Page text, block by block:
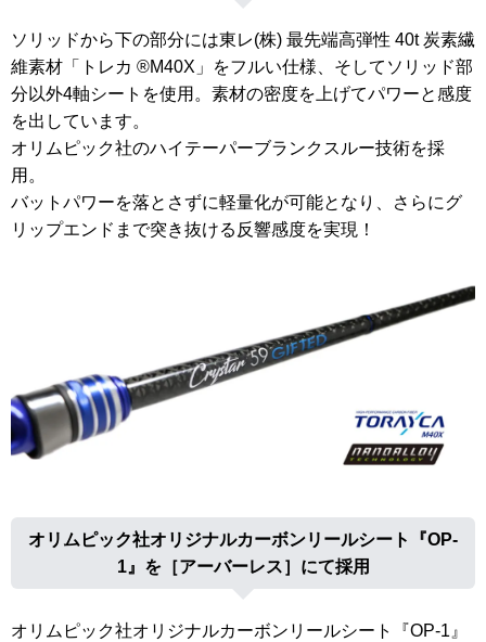
ソリッドから下の部分には東レ(株) 最先端高弾性 40t 炭素繊
維素材「トレカ ®M40X」をフルい仕様、そしてソリッド部
分以外4軸シートを使用。素材の密度を上げてパワーと感度
を出しています。
オリムピック社のハイテーパーブランクスルー技術を採
用。
バットパワーを落とさずに軽量化が可能となり、さらにグ
リップエンドまで突き抜ける反響感度を実現！
オリムピック社オリジナルカーボンリールシート『OP-
1』を［アーバーレス］にて採用
オリムピック社オリジナルカーボンリールシート『OP-1』